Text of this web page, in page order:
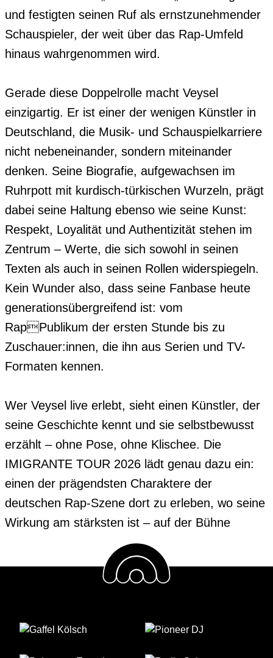
und festigten seinen Ruf als ernstzunehmender
Schauspieler, der weit über das Rap-Umfeld
hinaus wahrgenommen wird.
Gerade diese Doppelrolle macht Veysel
einzigartig. Er ist einer der wenigen Künstler in
Deutschland, die Musik- und Schauspielkarriere
nicht nebeneinander, sondern miteinander
denken. Seine Biografie, aufgewachsen im
Ruhrpott mit kurdisch-türkischen Wurzeln, prägt
dabei seine Haltung ebenso wie seine Kunst:
Respekt, Loyalität und Authentizität stehen im
Zentrum – Werte, die sich sowohl in seinen
Texten als auch in seinen Rollen widerspiegeln.
Kein Wunder also, dass seine Fanbase heute
generationsübergreifend ist: vom
RapPublikum der ersten Stunde bis zu
Zuschauer:innen, die ihn aus Serien und TV-
Formaten kennen.
Wer Veysel live erlebt, sieht einen Künstler, der
seine Geschichte kennt und sie selbstbewusst
erzählt – ohne Pose, ohne Klischee. Die
IMIGRANTE TOUR 2026 lädt genau dazu ein:
einen der prägendsten Charaktere der
deutschen Rap-Szene dort zu erleben, wo seine
Wirkung am stärksten ist – auf der Bühne